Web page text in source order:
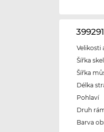
Velikosti
Šířka skel
Šířka
Délka
Pohlaví
Druh
Barva